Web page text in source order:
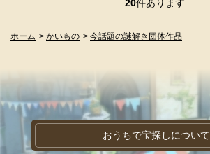
20件あります
ホーム > かいもの > 今話題の謎解き団体作品
おうちで宝探しについて